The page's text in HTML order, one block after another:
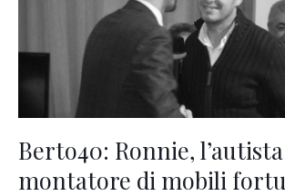
Berto40: Ronnie,
montatore di mobili